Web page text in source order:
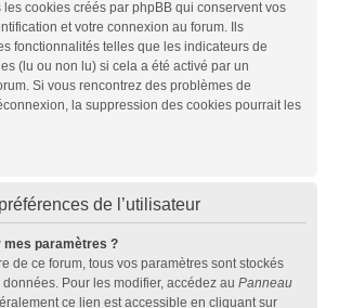
cookies créés par phpBB qui conservent vos
et votre connexion au forum. Ils
fonctionnalités telles que les indicateurs de
(lu ou non lu) si cela a été activé par un
Si vous rencontrez des problèmes de
la suppression des cookies pourrait les
de l’utilisateur
mes paramètres ?
de ce forum, tous vos paramètres sont stockés
Pour les modifier, accédez au Panneau
ce lien est accessible en cliquant sur